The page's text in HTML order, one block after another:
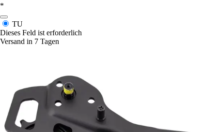
*
TU
Dieses Feld ist erforderlich
Versand in 7 Tagen